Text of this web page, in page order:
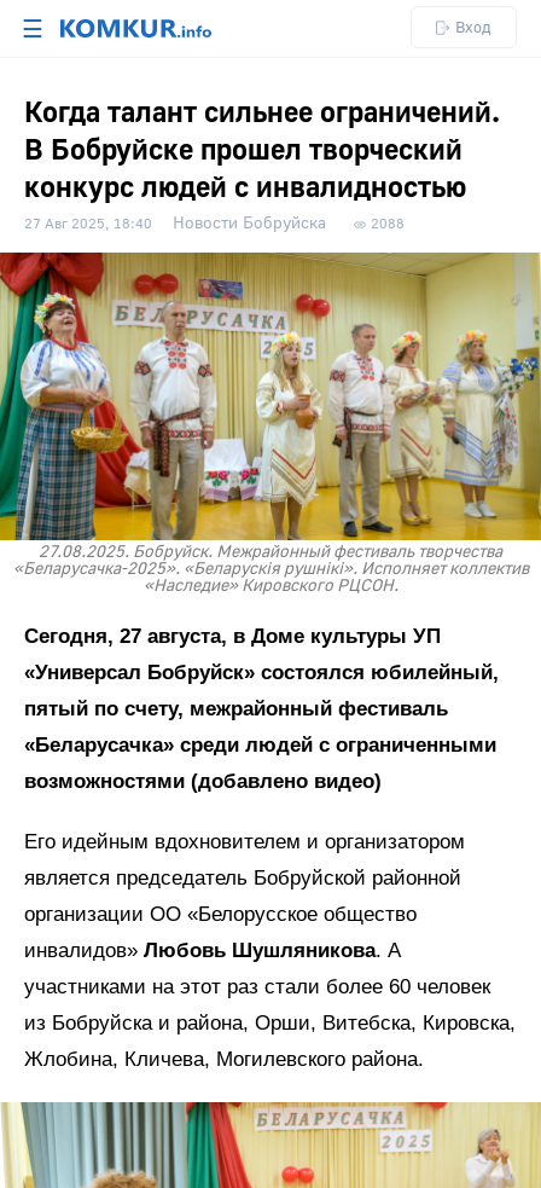
☰ Вход
Когда талант сильнее ограничений.
В Бобруйске прошел творческий
конкурс людей с инвалидностью
27 Авг 2025, 18:40 Новости Бобруйска 2088
27.08.2025. Бобруйск. Межрайонный фестиваль творчества
«Беларусачка-2025». «Беларускiя рушнiкi». Исполняет коллектив
«Наследие» Кировского РЦСОН.
Сегодня, 27 августа, в Доме культуры УП
«Универсал Бобруйск» состоялся юбилейный,
пятый по счету, межрайонный фестиваль
«Беларусачка» среди людей с ограниченными
возможностями (добавлено видео)
Его идейным вдохновителем и организатором
является председатель Бобруйской районной
организации ОО «Белорусское общество
инвалидов» Любовь Шушляникова. А
участниками на этот раз стали более 60 человек
из Бобруйска и района, Орши, Витебска, Кировска,
Жлобина, Кличева, Могилевского района.